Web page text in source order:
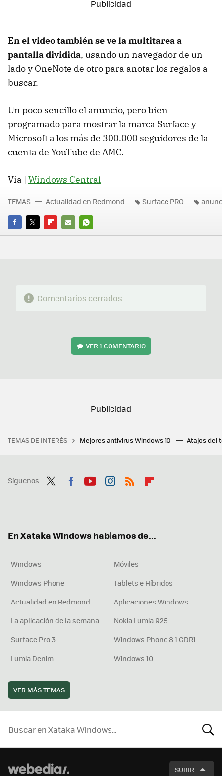
En el video también se ve la multitarea a
pantalla dividida, usando un navegador de un
lado y OneNote de otro para anotar los regalos a
buscar.
Un poco sencillo el anuncio, pero bien
programado para mostrar la marca Surface y
Microsoft a los más de 300.000 seguidores de la
cuenta de YouTube de AMC.
Via | Windows Central
FACEBOOK
TWITTERFLIPBOARD
E-
WHATSAPP
TEMAS Actualidad en Redmond Surface PRO
Comentarios cerrados
VER1 COMENTARIO
TEMAS DE INTERÉS Mejores antivirus Windows 10 Atajos del
Síguenos
En Xataka Windows hablamos de...
Windows
Móviles
Windows Phone
Tablets e Híbridos
Actualidad en Redmond
Aplicaciones Windows
La aplicación de la semana
Nokia Lumia 925
Surface Pro 3
Windows Phone 8.1 GDR1
Lumia Denim
Windows 10
VER MÁS TEMAS
SUBIR